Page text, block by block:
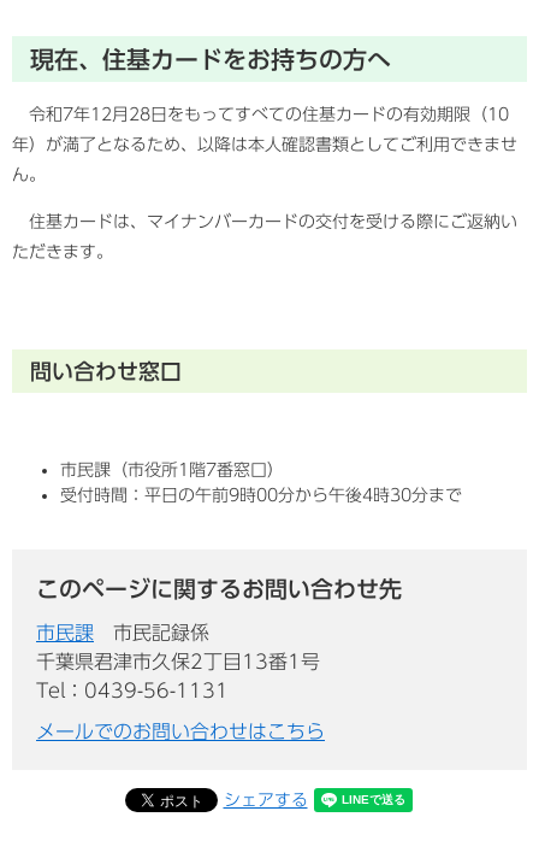
現在、住基カードをお持ちの方へ
令和7年12月28日をもってすべての住基カードの有効期限（10
年）が満了となるため、以降は本人確認書類としてご利用できませ
ん。
住基カードは、マイナンバーカードの交付を受ける際にご返納い
ただきます。
問い合わせ窓口
市民課（市役所1階7番窓口）
受付時間：平日の午前9時00分から午後4時30分まで
このページに関するお問い合わせ先
市民課
市民記録係
千葉県君津市久保2丁目13番1号
Tel：0439-56-1131
メールでのお問い合わせはこちら
シェアする